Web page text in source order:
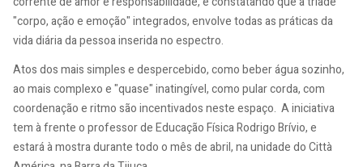
"corpo, ação e emoção" integrados, envolve todas as práticas da
vida diária da pessoa inserida no espectro.
Atos dos mais simples e despercebido, como beber água sozinho,
ao mais complexo e "quase" inatingível, como pular corda, com
coordenação e ritmo são incentivados neste espaço. A iniciativa
tem à frente o professor de Educação Física Rodrigo Brívio, e
estará à mostra durante todo o mês de abril, na unidade do Città